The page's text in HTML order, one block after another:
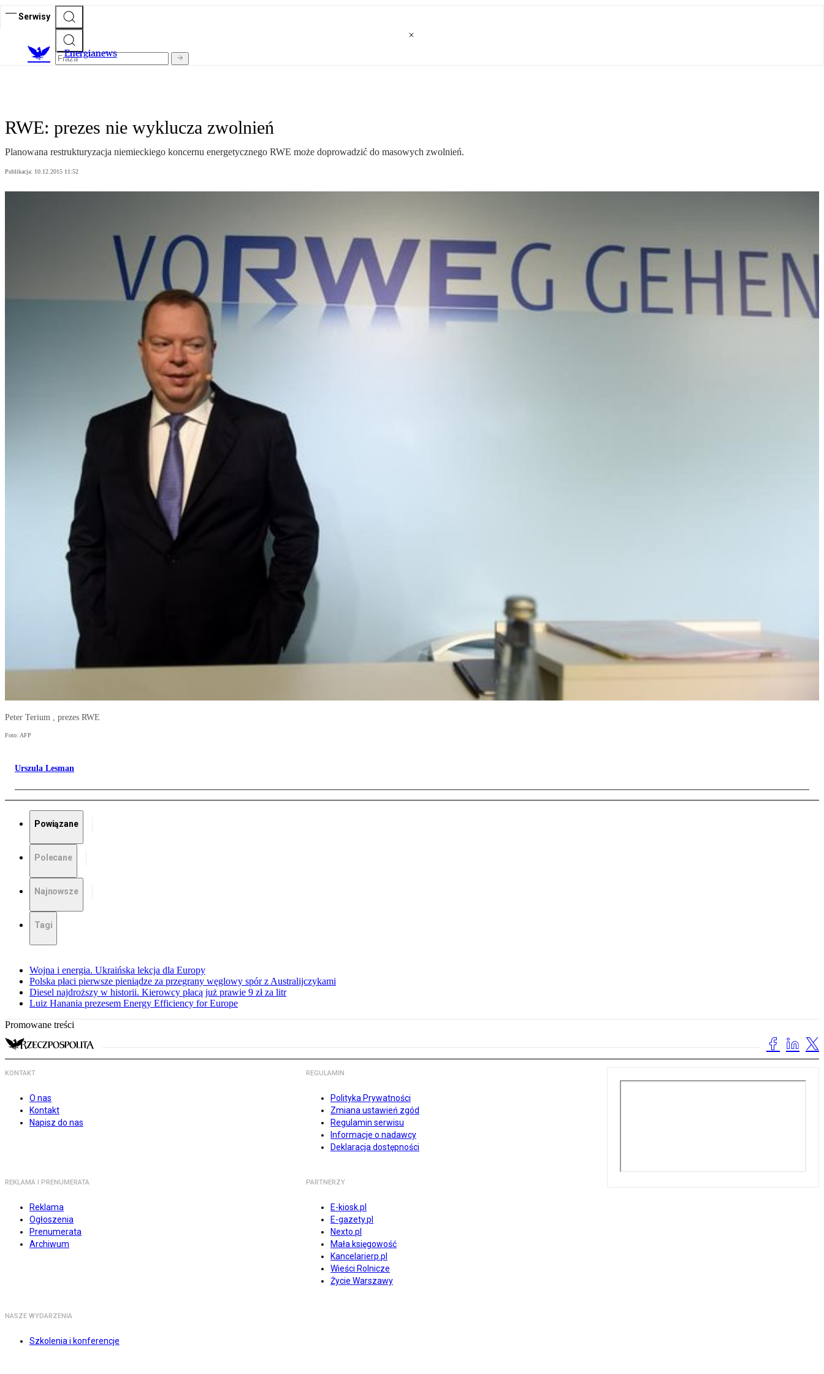
Serwisy
Energianews
RWE: prezes nie wyklucza zwolnień
Planowana restrukturyzacja niemieckiego koncernu energetycznego RWE może doprowadzić do masowych zwolnień.
Publikacja: 10.12.2015 11:52
Peter Terium , prezes RWE
Foto: AFP
Urszula Lesman
Powiązane
Polecane
Najnowsze
Tagi
Wojna i energia. Ukraińska lekcja dla Europy
Polska płaci pierwsze pieniądze za przegrany węglowy spór z Australijczykami
Diesel najdroższy w historii. Kierowcy płacą już prawie 9 zł za litr
Luiz Hanania prezesem Energy Efficiency for Europe
Promowane treści
KONTAKT
O nas
Kontakt
Napisz do nas
REGULAMIN
Polityka Prywatności
Zmiana ustawień zgód
Regulamin serwisu
Informacje o nadawcy
Deklaracja dostępności
REKLAMA I PRENUMERATA
Reklama
Ogłoszenia
Prenumerata
Archiwum
PARTNERZY
E-kiosk.pl
E-gazety.pl
Nexto.pl
Mała księgowość
Kancelarierp.pl
Wieści Rolnicze
Życie Warszawy
NASZE WYDARZENIA
Szkolenia i konferencje